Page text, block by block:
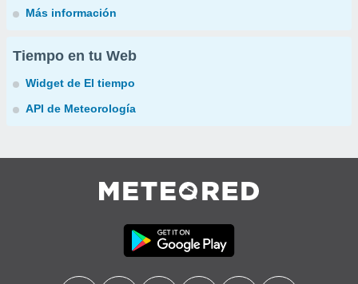
Más información
Tiempo en tu Web
Widget de El tiempo
API de Meteorología